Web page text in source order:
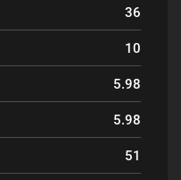
36
10
5.98
5.98
51